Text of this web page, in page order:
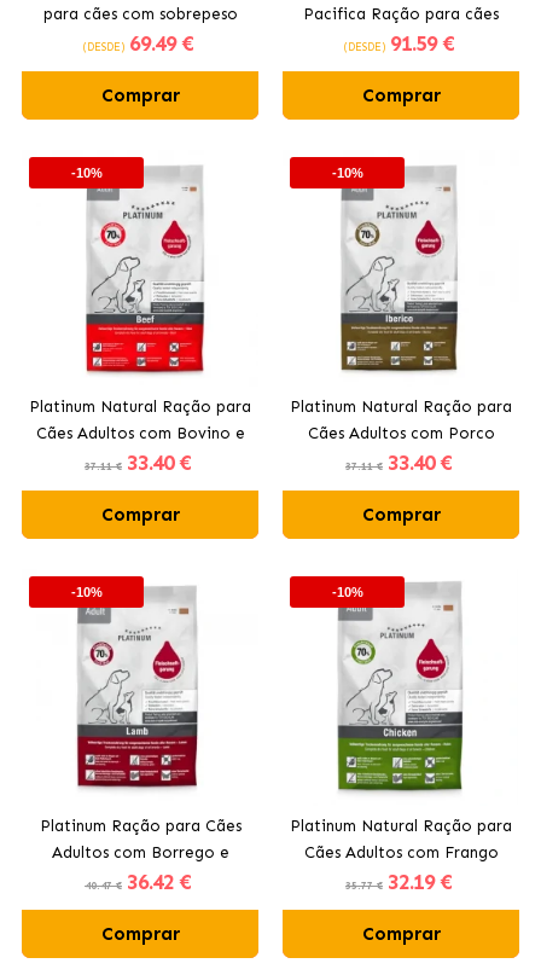
para cães com sobrepeso
com frango fresco
(DESDE) 69.49 €
Comprar
Pacifica Ração para cães
adultos com peixe
(DESDE) 91.59 €
Comprar
-10%
Platinum Natural Ração para
Cães Adultos com Bovino e
Batata
37.11 € 33.40 €
Comprar
-10%
Platinum Natural Ração para
Cães Adultos com Porco
Ibérico e Vegetais
37.11 € 33.40 €
Comprar
-10%
Platinum Ração para Cães
Adultos com Borrego e
Arroz
40.47 € 36.42 €
Comprar
-10%
Platinum Natural Ração para
Cães Adultos com Frango
35.77 € 32.19 €
Comprar